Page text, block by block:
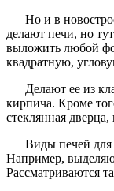
Но и в
делают печи, но
выложить любой
квадратную,
Делают ее из
кирпича. Кроме
стеклянная
Виды печей для
Например,
Рассматриваются